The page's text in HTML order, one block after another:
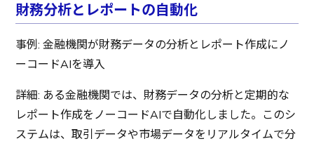
財務分析とレポートの自動化
事例: 金融機関が財務データの分析とレポート作成にノ
ーコードAIを導入
詳細: ある金融機関では、財務データの分析と定期的な
レポート作成をノーコードAIで自動化しました。このシ
ステムは、取引データや市場データをリアルタイムで分